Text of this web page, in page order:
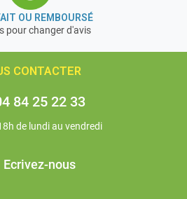
OU REMBOURSÉ
pour changer d'avis
CONTACTER
84 25 22 33
de lundi au vendredi
Ecrivez-nous